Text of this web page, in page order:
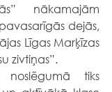
nākamajām
dejās,
Līgas Marķīzas
zivtiņas”.